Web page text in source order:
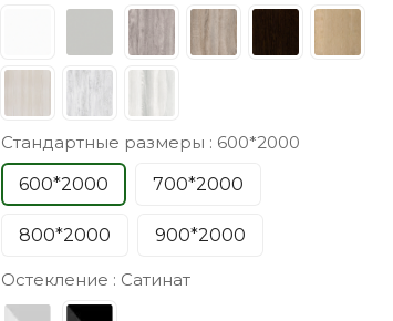
Стандартные размеры : 600*2000
600*2000
700*2000
800*2000 900*2000
Остекление : Сатинат